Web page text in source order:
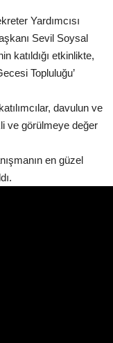
Yardımcısı
Sevil Soysal
katıldığı etkinlikte,
Topluluğu’
davulun ve
ve görülmeye değer
en güzel